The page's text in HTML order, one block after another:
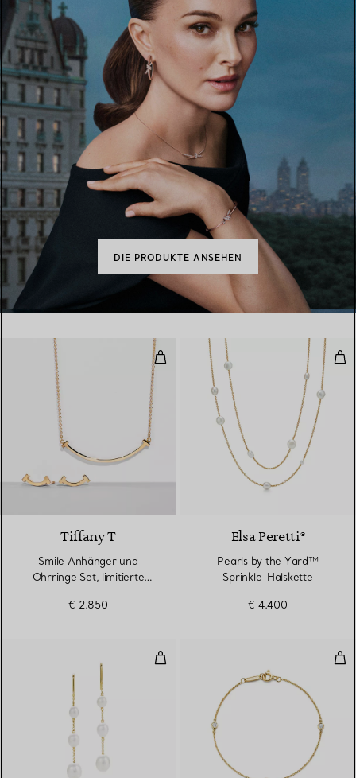
DIE PRODUKTE ANSEHEN
Smile Anhänger und Ohrringe
2 Materialien
Tiffany T
Smile Anhänger und
Ohrringe Set, limitierte
€ 2.850
Elsa Peretti®
Pearls by the Yard™
Sprinkle-Halskette
€ 4.400
Pearls by the Yard™ ​​Ohrhänger